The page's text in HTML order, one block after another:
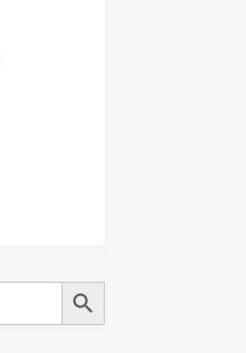
Botón de búsqueda